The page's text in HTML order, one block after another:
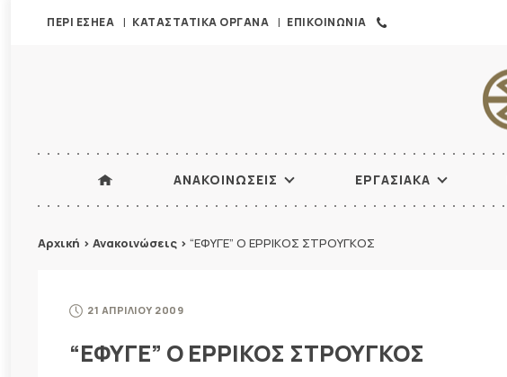
ΠΕΡΙ ΕΣΗΕΑ ΚΑΤΑΣΤΑΤΙΚΑ ΟΡΓΑΝΑ ΕΠΙΚΟΙΝΩΝΙΑ
ΑΝΑΚΟΙΝΩΣΕΙΣ ΕΡΓΑΣΙΑΚΑ
Αρχική > Ανακοινώσεις > “ΕΦΥΓΕ” Ο ΕΡΡΙΚΟΣ ΣΤΡΟΥΓΚΟΣ
21 ΑΠΡΙΛΙΟΥ 2009
“ΕΦΥΓΕ” Ο ΕΡΡΙΚΟΣ ΣΤΡΟΥΓΚΟΣ